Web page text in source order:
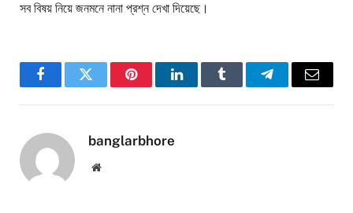
সব বিষয় নিয়ে জনমনে নানা প্রশ্ন দেখা দিয়েছে।
FacebookTwitter PinterestLinkedInTumblr TelegramEmail
banglarbhore
Website